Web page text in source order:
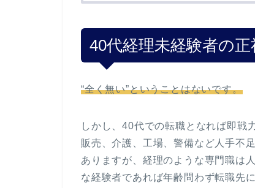
40代経理未経験者の正
“全く無い”ということはないです。
しかし、40代での転職となれば即戦
販売、介護、工場、警備など人手不
ありますが、経理のような専門職は
な経験者であれば年齢問わず転職先